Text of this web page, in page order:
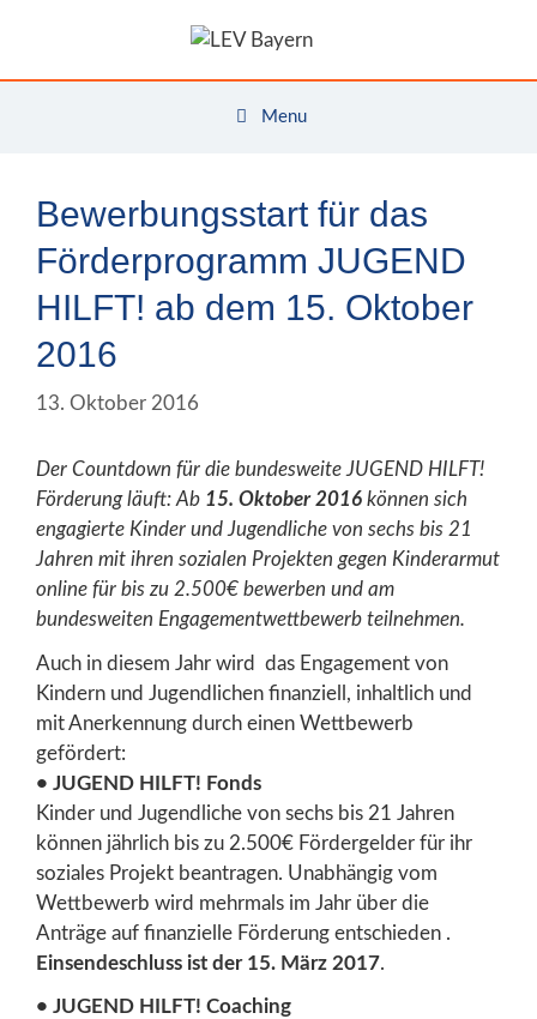
Menu
Bewerbungsstart für das
Förderprogramm JUGEND
HILFT! ab dem 15. Oktober
2016
13. Oktober 2016
Der Countdown für die bundesweite JUGEND HILFT!
Förderung läuft: Ab 15. Oktober 2016 können sich
engagierte Kinder und Jugendliche von sechs bis 21
Jahren mit ihren sozialen Projekten gegen Kinderarmut
online für bis zu 2.500€ bewerben und am
bundesweiten Engagementwettbewerb teilnehmen.
Auch in diesem Jahr wird das Engagement von
Kindern und Jugendlichen finanziell, inhaltlich und
mit Anerkennung durch einen Wettbewerb
gefördert:
• JUGEND HILFT! Fonds
Kinder und Jugendliche von sechs bis 21 Jahren
können jährlich bis zu 2.500€ Fördergelder für ihr
soziales Projekt beantragen. Unabhängig vom
Wettbewerb wird mehrmals im Jahr über die
Anträge auf finanzielle Förderung entschieden .
Einsendeschluss ist der 15. März 2017.
• JUGEND HILFT! Coaching